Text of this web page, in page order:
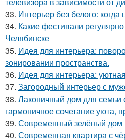
33. Интерьер без белого: когда
34. Какие фестивали
Челябинске
35. Идея для интерьера:
зонировании пространства.
36. Идея для интерьера:
37. Загородный интерьер с
38. Лаконичный дом для семьи
гармоничное сочетание уюта,
39. Современный зелёный дом
40. Современная квартира с